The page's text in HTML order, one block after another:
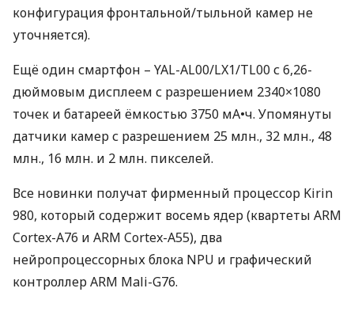
конфигурация фронтальной/тыльной камер не
уточняется).
Ещё один смартфон – YAL-AL00/LX1/TL00 с 6,26-
дюймовым дисплеем с разрешением 2340×1080
точек и батареей ёмкостью 3750 мА•ч. Упомянуты
датчики камер с разрешением 25 млн., 32 млн., 48
млн., 16 млн. и 2 млн. пикселей.
Все новинки получат фирменный процессор Kirin
980, который содержит восемь ядер (квартеты ARM
Cortex-A76 и ARM Cortex-A55), два
нейропроцессорных блока NPU и графический
контроллерARM Mali-G76.